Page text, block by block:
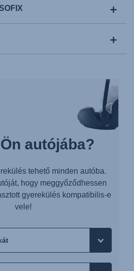
autójába?
tehető minden autóba.
hogy meggyőződhessen
gyerekülés kompatibilis-e
vele!